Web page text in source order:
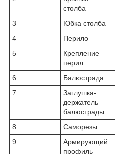
столба
3 Юбка столба
4
Перило
5
Крепление
перил
6 Балюстрада
7
Заглушка-
держатель
балюстрады
8 Саморезы
9
Армирующий
профиль